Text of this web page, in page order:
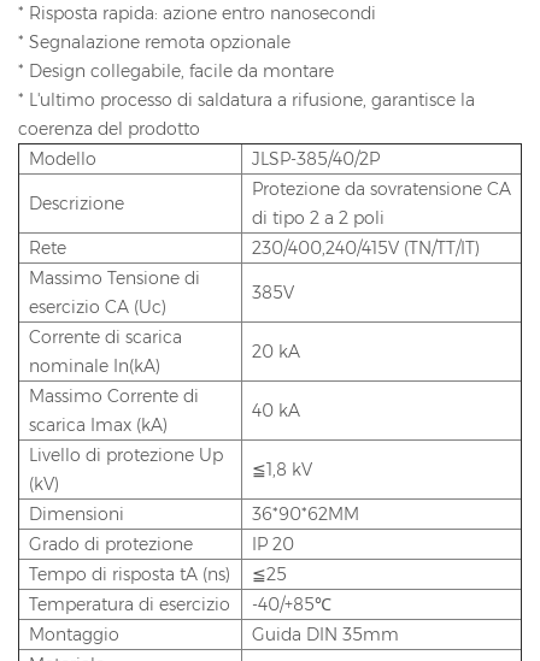
* Risposta rapida: azione entro nanosecondi
* Segnalazione remota opzionale
* Design collegabile, facile da montare
* L'ultimo processo di saldatura a rifusione, garantisce la
coerenza del prodotto
Modello
JLSP-385/40/2P
Descrizione
Protezione da sovratensione CA
di tipo 2 a 2 poli
Rete
230/400,240/415V (TN/TT/IT)
Massimo Tensione di
esercizio CA (Uc)
385V
Corrente di scarica
nominale In(kA)
20 kA
Massimo Corrente di
scarica Imax (kA)
40 kA
Livello di protezione Up
(kV)
≦1,8 kV
Dimensioni
36*90*62MM
Grado di protezione
IP 20
Tempo di risposta tA (ns)
≦25
Temperatura di esercizio
-40/+85℃
Montaggio
Guida DIN 35mm